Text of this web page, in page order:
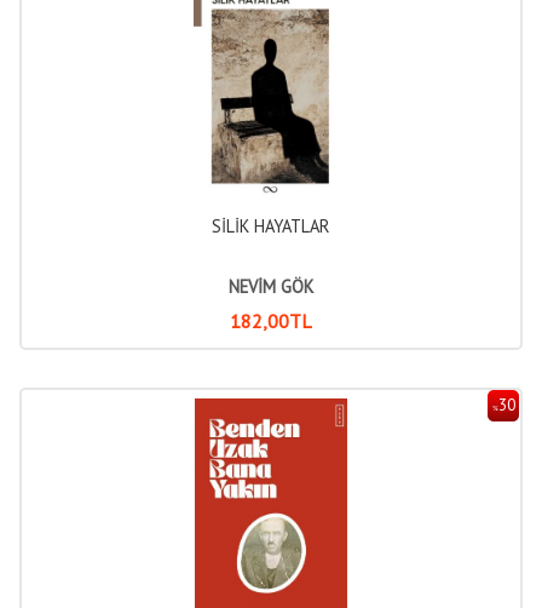
SİLİK HAYATLAR
NEVİM GÖK
182,00TL
%30